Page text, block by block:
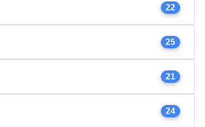
22
25
21
24